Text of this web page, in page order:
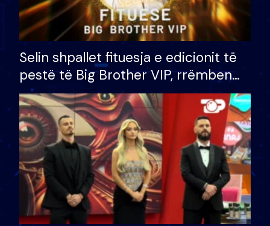
Selin shpallet fituesja e edicionit të
pestë të Big Brother VIP, rrëmben
çmimin e madh prej 100 mijë eurosh